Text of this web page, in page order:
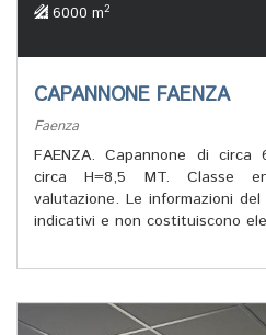
6000 m2
CAPANNONE FAENZA
Faenza
FAENZA. Capannone di
circa H=8,5 MT. Classe
valutazione. Le informazioni
indicativi e non costituiscono